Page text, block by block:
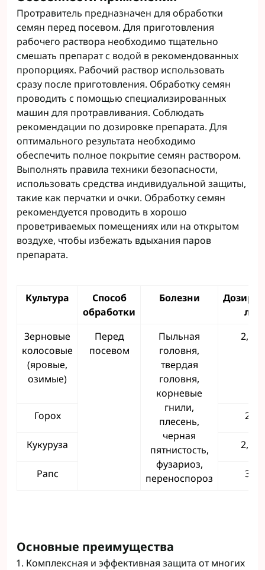
Протравитель предназначен для обработки
семян перед посевом. Для приготовления
рабочего раствора необходимо тщательно
смешать препарат с водой в рекомендованных
пропорциях. Рабочий раствор использовать
сразу после приготовления. Обработку семян
проводить с помощью специализированных
машин для протравливания. Соблюдать
рекомендации по дозировке препарата. Для
оптимального результата необходимо
обеспечить полное покрытие семян раствором.
Выполнять правила техники безопасности,
использовать средства индивидуальной защиты,
такие как перчатки и очки. Обработку семян
рекомендуется проводить в хорошо
проветриваемых помещениях или на открытом
воздухе, чтобы избежать вдыхания паров
препарата.
Культура
Способ
обработки
Болезни
л/т
Зерновые
колосовые
(яровые,
озимые)
Перед
посевом
Пыльная
головня,
твердая
головня,
корневые
гнили,
плесень,
черная
пятнистость,
фузариоз,
переноспороз
2,5-3
Горох 2,5
Кукуруза 2,5-3
Рапс 3-5
Основные преимущества
Комплексная и эффективная защита от многих